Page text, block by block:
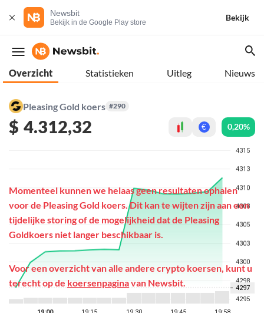
Newsbit
Bekijk in de Google Play store
Bekijk
Overzicht Statistieken Uitleg Nieuws
Pleasing Gold koers #290
$ 4.312,32 € 0,20%
Momenteel kunnen we helaas geen resultaten ophalen
voor de Pleasing Gold koers. Dit kan te wijten zijn aan een
tijdelijke storing of de mogelijkheid dat de Pleasing
Goldkoers niet langer beschikbaar is.
Voor een overzicht van alle andere crypto koersen, kunt u
terecht op de koersenpaginavan Newsbit.